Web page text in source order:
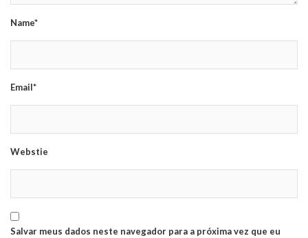
Name*
Email*
Webstie
Salvar meus dados neste navegador para a próxima vez que eu